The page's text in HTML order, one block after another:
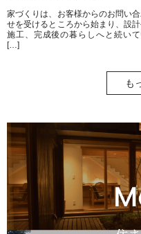
家づくりは、お客様からのお問い
せを受けるところから始まり、設
施工、完成後の暮らしへと続い
[…]
も